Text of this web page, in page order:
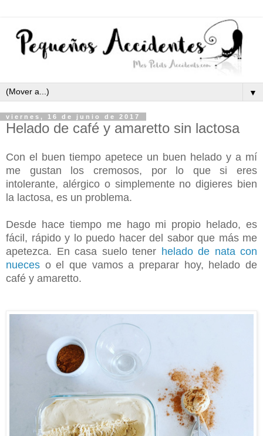
▼
viernes, 16 de junio de 2017
Helado de café y amaretto sin lactosa
Con el buen tiempo apetece un buen helado y a mí
me gustan los cremosos, por lo que si eres
intolerante, alérgico o simplemente no digieres bien
la lactosa, es un problema.
Desde hace tiempo me hago mi propio helado, es
fácil, rápido y lo puedo hacer del sabor que más me
apetezca. En casa suelo tener helado de nata con
nueces o el que vamos a preparar hoy, helado de
café y amaretto.